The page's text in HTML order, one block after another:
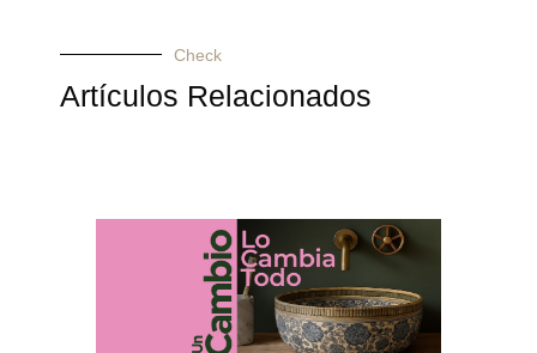
Check
Artículos Relacionados